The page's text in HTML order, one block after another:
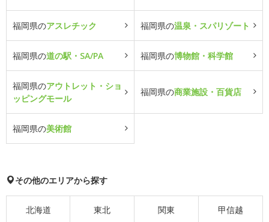
福岡県のアスレチック 福岡県の温泉・スパリゾート
福岡県の道の駅・SA/PA 福岡県の博物館・科学館
福岡県のアウトレット・ショ
ッピングモール
福岡県の商業施設・百貨店
福岡県の美術館
その他のエリアから探す
北海道 東北 関東 甲信越